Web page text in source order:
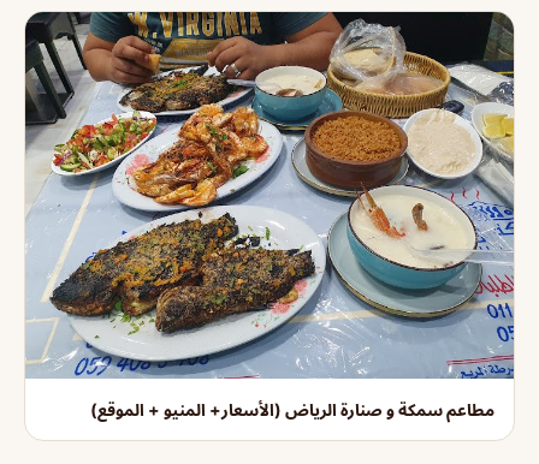
مطاعم سمكة و صنارة الرياض (الأسعار+ المنيو + الموقع)